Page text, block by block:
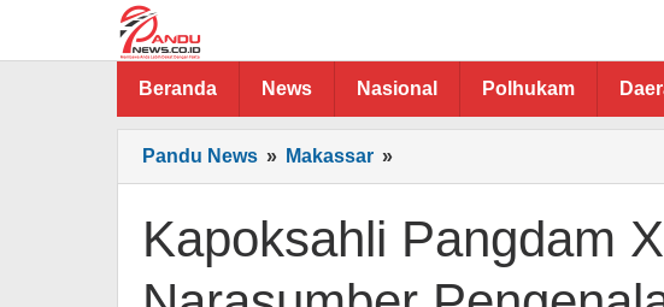
Beranda News Nasional Polhukam
Pandu News » Makassar »
Pangdam
Menjadi
Narasumber
Pengenalan
Kapoksahli Pangdam